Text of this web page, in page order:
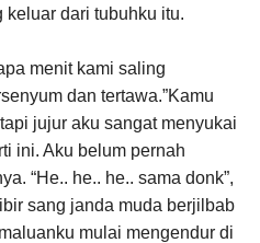
dari tubuhku itu.
menit kami saling
dan tertawa.”Kamu
jujur aku sangat menyukai
ini. Aku belum pernah
“He.. he.. he.. sama donk”,
sang janda muda berjilbab
mulai mengendur di